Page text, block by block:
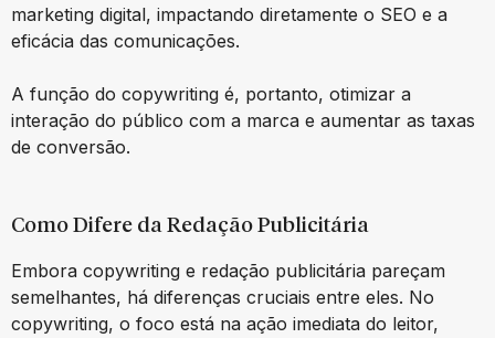
marketing digital, impactando diretamente o SEO e a
eficácia das comunicações.
A função do copywriting é, portanto, otimizar a
interação do público com a marca e aumentar as taxas
de conversão.
Como Difere da Redação Publicitária
Embora copywriting e redação publicitária pareçam
semelhantes, há diferenças cruciais entre eles. No
copywriting, o foco está na ação imediata do leitor,